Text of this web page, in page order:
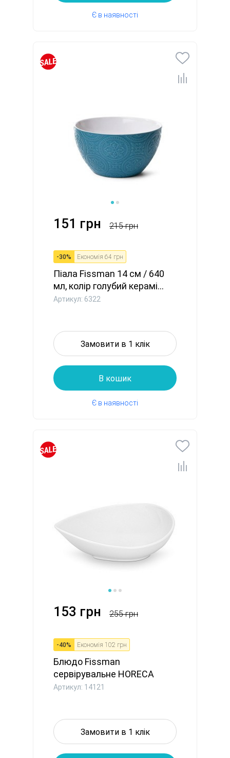
Є в наявності
151 грн 215 грн
-30% Економія 64 грн
Піала Fissman 14 см / 640
мл, колір голубий керамі...
Артикул: 6322
Замовити в 1 клік
В кошик
Є в наявності
153 грн 255 грн
-40% Економія 102 грн
Блюдо Fissman
сервірувальне HORECA
14x10,5 см порц...
Артикул: 14121
Замовити в 1 клік